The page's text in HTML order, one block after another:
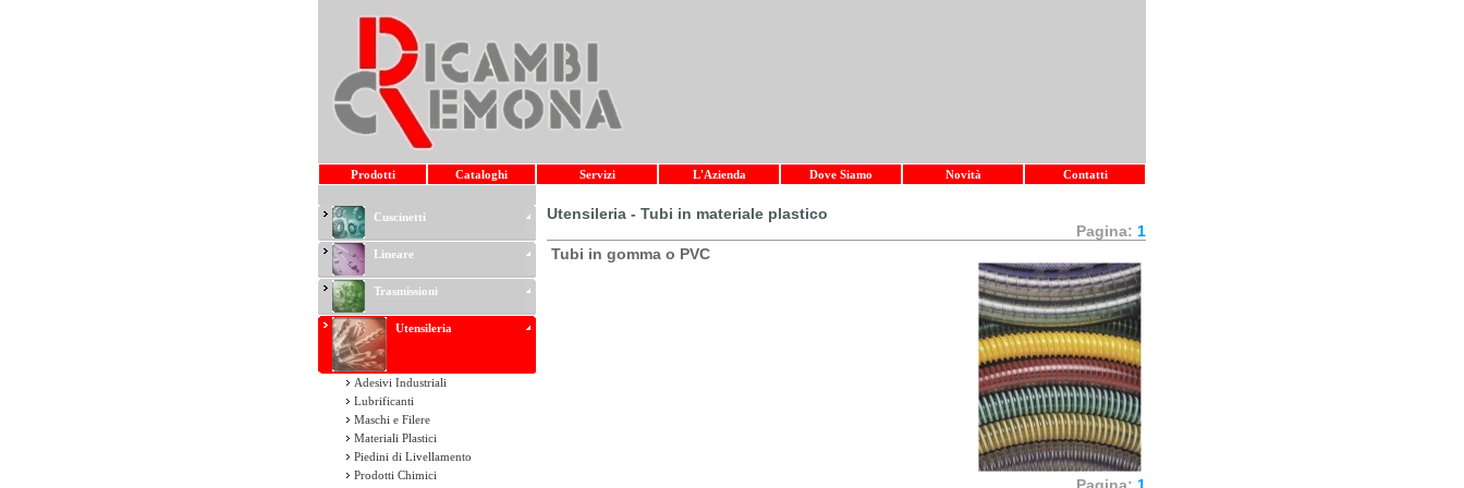
Prodotti Cataloghi Servizi L'Azienda Dove Siamo Novità Contatti
Cuscinetti
Lineare
Trasmissioni
Utensileria
Adesivi Industriali
Lubrificanti
Maschi e Filere
Materiali Plastici
Piedini di Livellamento
Prodotti Chimici
Utensileria - Tubi in materiale plastico
Pagina: 1
Tubi in gomma o PVC